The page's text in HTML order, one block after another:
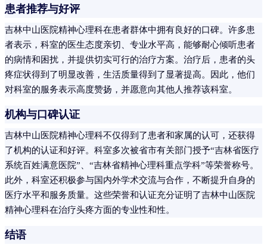
患者推荐与好评
吉林中山医院精神心理科在患者群体中拥有良好的口碑。许多患
者表示，科室的医生态度亲切、专业水平高，能够耐心倾听患者
的病情和困扰，并提供切实可行的治疗方案。治疗后，患者的头
疼症状得到了明显改善，生活质量得到了显著提高。因此，他们
对科室的服务表示高度赞扬，并愿意向其他人推荐该科室。
机构与口碑认证
吉林中山医院精神心理科不仅得到了患者和家属的认可，还获得
了机构的认证和好评。科室多次被省市有关部门授予“吉林省医疗
系统百姓满意医院”、“吉林省精神心理科重点学科”等荣誉称号。
此外，科室还积极参与国内外学术交流与合作，不断提升自身的
医疗水平和服务质量。这些荣誉和认证充分证明了吉林中山医院
精神心理科在治疗头疼方面的专业性和性。
结语